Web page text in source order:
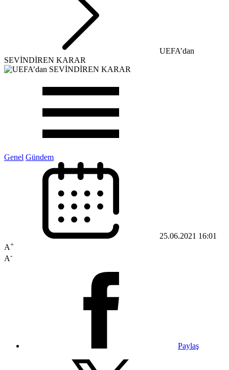
UEFA’dan
SEVİNDİREN KARAR
Genel Gündem
25.06.2021 16:01
A+
A-
Paylaş